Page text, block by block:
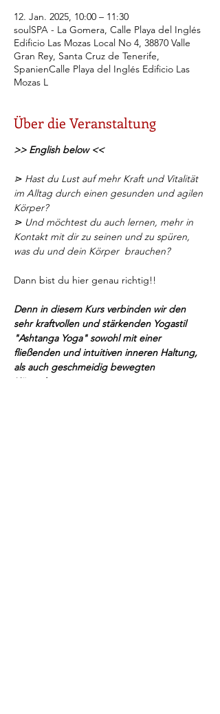
12. Jan. 2025, 10:00 – 11:30
soulSPA - La Gomera, Calle Playa del Inglés
Edificio Las Mozas Local No 4, 38870 Valle
Gran Rey, Santa Cruz de Tenerife,
SpanienCalle Playa del Inglés Edificio Las
Mozas L
Über die Veranstaltung
>> English below <<
⋗ Hast du Lust auf mehr Kraft und Vitalität
im Alltag durch einen gesunden und agilen
Körper?
⋗ Und möchtest du auch lernen, mehr in
Kontakt mit dir zu seinen und zu spüren,
was du und dein Körper  brauchen?
Dann bist du hier genau richtig!!
Denn in diesem Kurs verbinden wir den
sehr kraftvollen und stärkenden Yogastil
"Ashtanga Yoga" sowohl mit einer
fließenden und intuitiven inneren Haltung,
als auch geschmeidig bewegten
Körperbewegungen.